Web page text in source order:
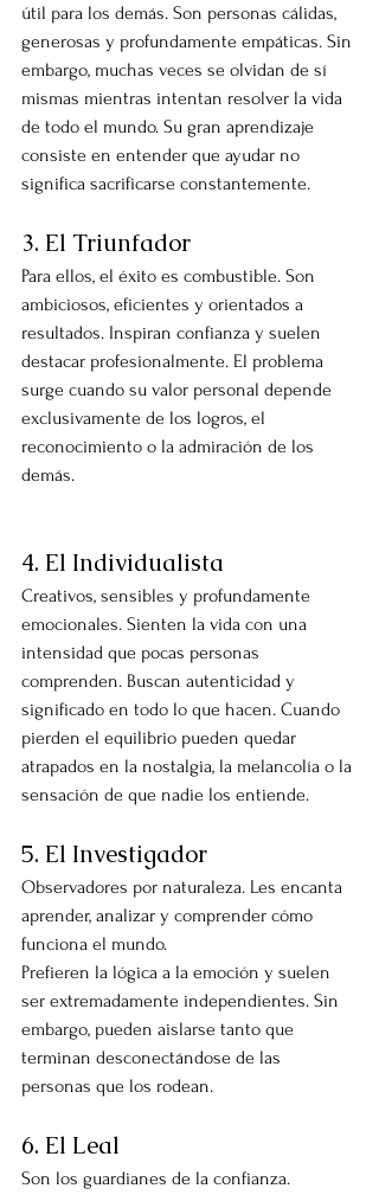
útil para los demás. Son personas cálidas,
generosas y profundamente empáticas. Sin
embargo, muchas veces se olvidan de sí
mismas mientras intentan resolver la vida
de todo el mundo. Su gran aprendizaje
consiste en entender que ayudar no
significa sacrificarse constantemente.
3. El Triunfador
Para ellos, el éxito es combustible. Son
ambiciosos, eficientes y orientados a
resultados. Inspiran confianza y suelen
destacar profesionalmente. El problema
surge cuando su valor personal depende
exclusivamente de los logros, el
reconocimiento o la admiración de los
demás.
4. El Individualista
Creativos, sensibles y profundamente
emocionales. Sienten la vida con una
intensidad que pocas personas
comprenden. Buscan autenticidad y
significado en todo lo que hacen. Cuando
pierden el equilibrio pueden quedar
atrapados en la nostalgia, la melancolía o la
sensación de que nadie los entiende.
5. El Investigador
Observadores por naturaleza. Les encanta
aprender, analizar y comprender cómo
funciona el mundo.
Prefieren la lógica a la emoción y suelen
ser extremadamente independientes. Sin
embargo, pueden aislarse tanto que
terminan desconectándose de las
personas que los rodean.
6. El Leal
Son los guardianes de la confianza.